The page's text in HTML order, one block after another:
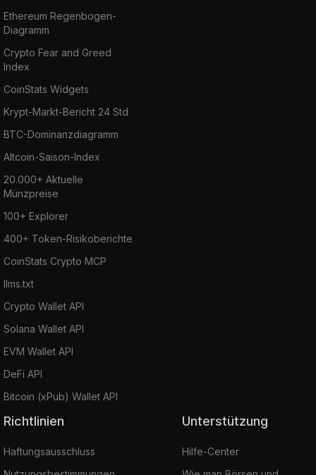
Ethereum Regenbogen-
Diagramm
Crypto Fear and Greed
Index
CoinStats Widgets
Krypt-Markt-Bericht 24 Std
BTC-Dominanzdiagramm
Altcoin-Saison-Index
20.000+ Aktuelle
Münzpreise
100+ Explorer
400+ Token-Risikoberichte
CoinStats Crypto MCP
llms.txt
Crypto Wallet API
Solana Wallet API
EVM Wallet API
DeFi API
Bitcoin (xPub) Wallet API
Richtlinien
Haftungsausschluss
Unterstützung
Hilfe-Center